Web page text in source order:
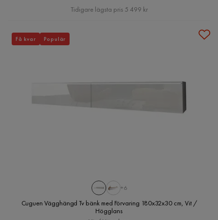
Pris
Tidigare lägsta pris 5 499 kr
+6
Cuguen Vägghängd Tv bänk med Förvaring 180x32x30 cm, Vit /
Högglans
Få kvar Populär